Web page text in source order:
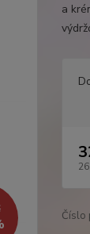
a
Číslo